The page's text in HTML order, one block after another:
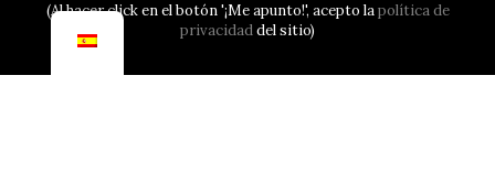
(Al hacer click en el botón '¡Me apunto!', acepto lapolítica de
privacidaddel sitio)